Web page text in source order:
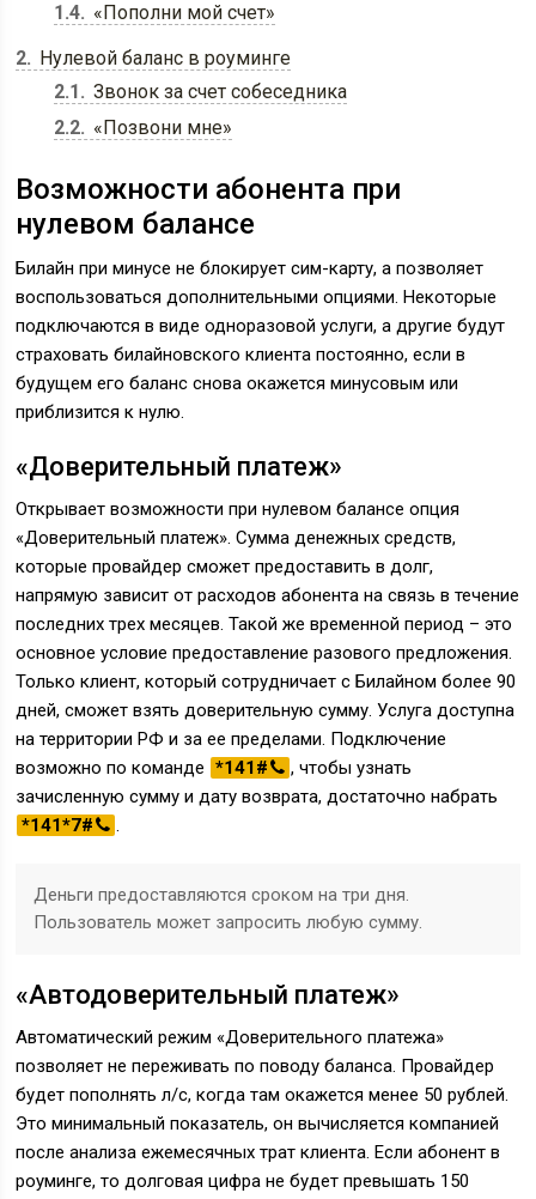
1.4
«Пополни мой счет»
2
Нулевой баланс в роуминге
2.1
Звонок за счет собеседника
2.2
«Позвони мне»
Возможности абонента при
нулевом балансе
Билайн при минусе не блокирует сим-карту, а позволяет
воспользоваться дополнительными опциями. Некоторые
подключаются в виде одноразовой услуги, а другие будут
страховать билайновского клиента постоянно, если в
будущем его баланс снова окажется минусовым или
приблизится к нулю.
«Доверительный платеж»
Открывает возможности при нулевом балансе опция
«Доверительный платеж». Сумма денежных средств,
которые провайдер сможет предоставить в долг,
напрямую зависит от расходов абонента на связь в течение
последних трех месяцев. Такой же временной период – это
основное условие предоставление разового предложения.
Только клиент, который сотрудничает с Билайном более 90
дней, сможет взять доверительную сумму. Услуга доступна
на территории РФ и за ее пределами. Подключение
возможно по команде *141#
, чтобы узнать
зачисленную сумму и дату возврата, достаточно набрать
*141*7#
.
Деньги предоставляются сроком на три дня.
Пользователь может запросить любую сумму.
«Автодоверительный платеж»
Автоматический режим «Доверительного платежа»
позволяет не переживать по поводу баланса. Провайдер
будет пополнять л/с, когда там окажется менее 50 рублей.
Это минимальный показатель, он вычисляется компанией
после анализа ежемесячных трат клиента. Если абонент в
роуминге, то долговая цифра не будет превышать 150